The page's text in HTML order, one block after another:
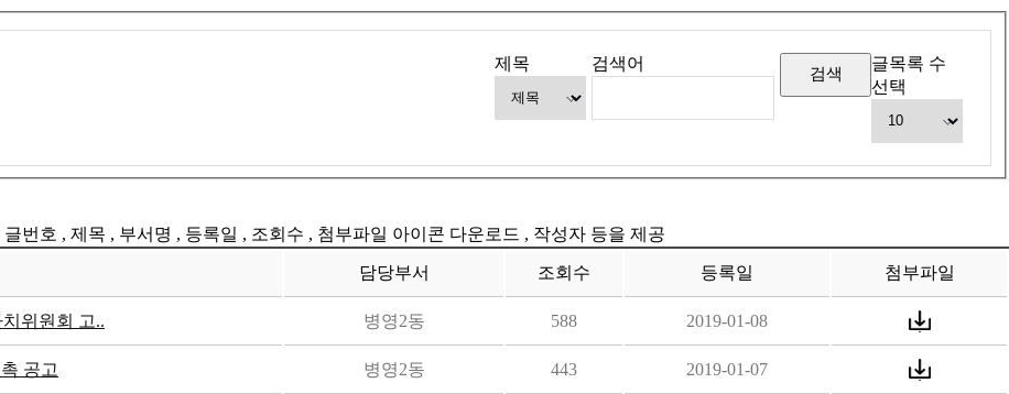
제목 검색어
글목록 수
선택
글번호 , 제목 , 부서명 , 등록일 , 조회수 , 첨부파일 아이콘 다운로드 , 작성자 등을 제공
담당부서 조회수 등록일 첨부파일
위원회 고.. 병영2동 588 2019-01-08
공고 병영2동 443 2019-01-07